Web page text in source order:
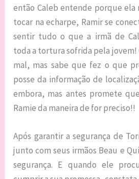
então Caleb entende porque ela
tocar na echarpe, Ramir se
sentir tudo o que a irmã de
toda a tortura sofrida pela jovem!
mal, mas sabe que fez o que
posse da informação de
embora, mas antes promete
Ramie da maneira de for preciso!!
Após garantir a segurança de
junto com seus irmãos Beau e
segurança. E quando ele